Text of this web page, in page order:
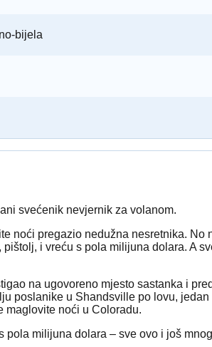
bijela
svećenik nevjernik za volanom.
noći pregazio nedužna nesretnika.
i vreću s pola milijuna dolara. A
na ugovoreno mjesto sastanka i
poslanike u Shandsville po lovu,
maglovite noći u Coloradu.
milijuna dolara – sve ovo i još